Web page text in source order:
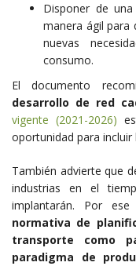
Disponer de
manera ágil para
nuevas
consumo.
El documento
desarrollo de red
vigente (2021-2026)
oportunidad para incluir
También advierte que
industrias en el
implantarán. Por
normativa de
transporte como
paradigma de